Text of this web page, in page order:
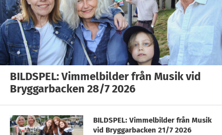
BILDSPEL: Vimmelbilder från Musik vid
Bryggarbacken 28/7 2026
BILDSPEL: Vimmelbilder från Musik
vid Bryggarbacken 21/7 2026